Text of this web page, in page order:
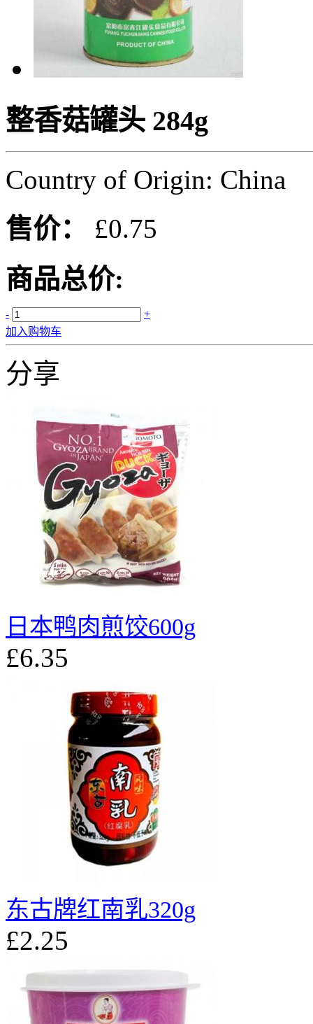
整香菇罐头 284g
Country of Origin: China
售价：
£0.75
商品总价:
-
+
加入购物车
分享
日本鸭肉煎饺600g
£6.35
东古牌红南乳320g
£2.25